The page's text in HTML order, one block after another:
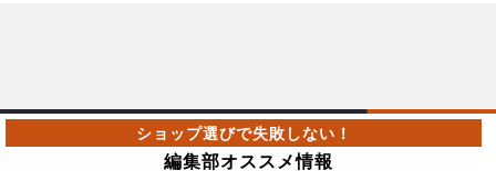
編集部オススメ情報